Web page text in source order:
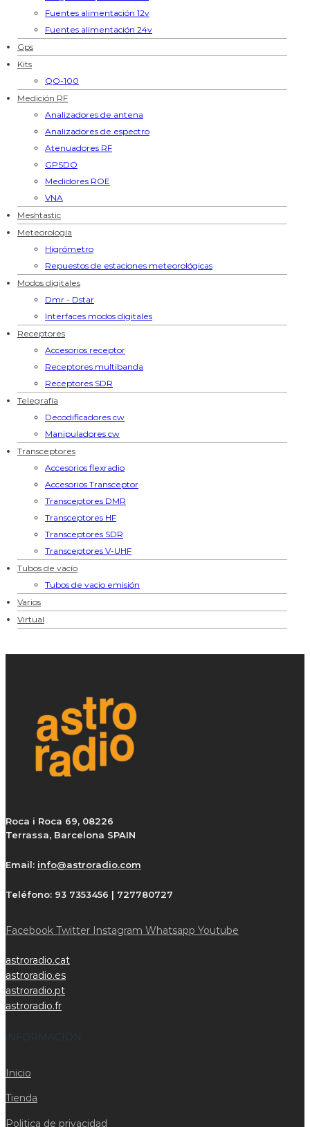
Fuentes alimentación 12v
Fuentes alimentación 24v
Gps
Kits
QO-100
Medición RF
Analizadores de antena
Analizadores de espectro
Atenuadores RF
GPSDO
Medidores ROE
VNA
Meshtastic
Meteorología
Higrómetro
Repuestos de estaciones meteorológicas
Modos digitales
Dmr - Dstar
Interfaces modos digitales
Receptores
Accesorios receptor
Receptores multibanda
Receptores SDR
Telegrafía
Decodificadores cw
Manipuladores cw
Transceptores
Accesorios flexradio
Accesorios Transceptor
Transceptores DMR
Transceptores HF
Transceptores SDR
Transceptores V-UHF
Tubos de vacío
Tubos de vacio emisión
Varios
Virtual
Roca i Roca 69, 08226
Terrassa, Barcelona SPAIN
Email: info@astroradio.com
Teléfono: 93 7353456 | 727780727
Facebook Twitter Instagram Whatsapp Youtube
astroradio.cat
astroradio.es
astroradio.pt
astroradio.fr
iNFORMACIÓN
Inicio
Tienda
Politica de privacidad